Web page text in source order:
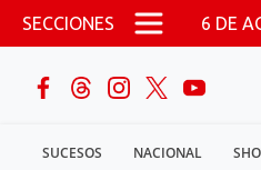
Pasar al contenido principal
SECCIONES 6 DE
SUCESOS NACIONAL
buscar
Sucesos